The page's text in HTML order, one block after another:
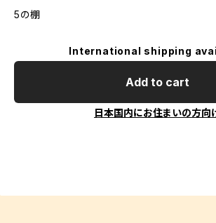
5の棚
International shipping
Add to cart
日本国内にお住まいの方向